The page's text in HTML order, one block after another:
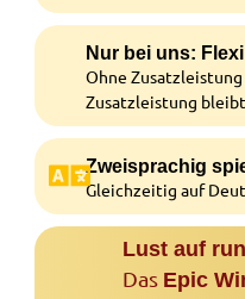
Nur bei uns:
Ohne
Zusatzleistung
Zweisprachig
Gleichzeitig auf
Lust auf
Das Epic